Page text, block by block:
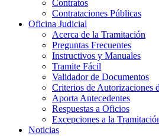
Contratos
Contrataciones Públicas
Oficina Judicial
Acerca de la Tramitación
Preguntas Frecuentes
Instructivos y Manuales
Tramite Fácil
Validador de Documentos
Criterios de Autorizaciones
Aporta Antecedentes
Respuestas a Oficios
Excepciones a la
Noticias